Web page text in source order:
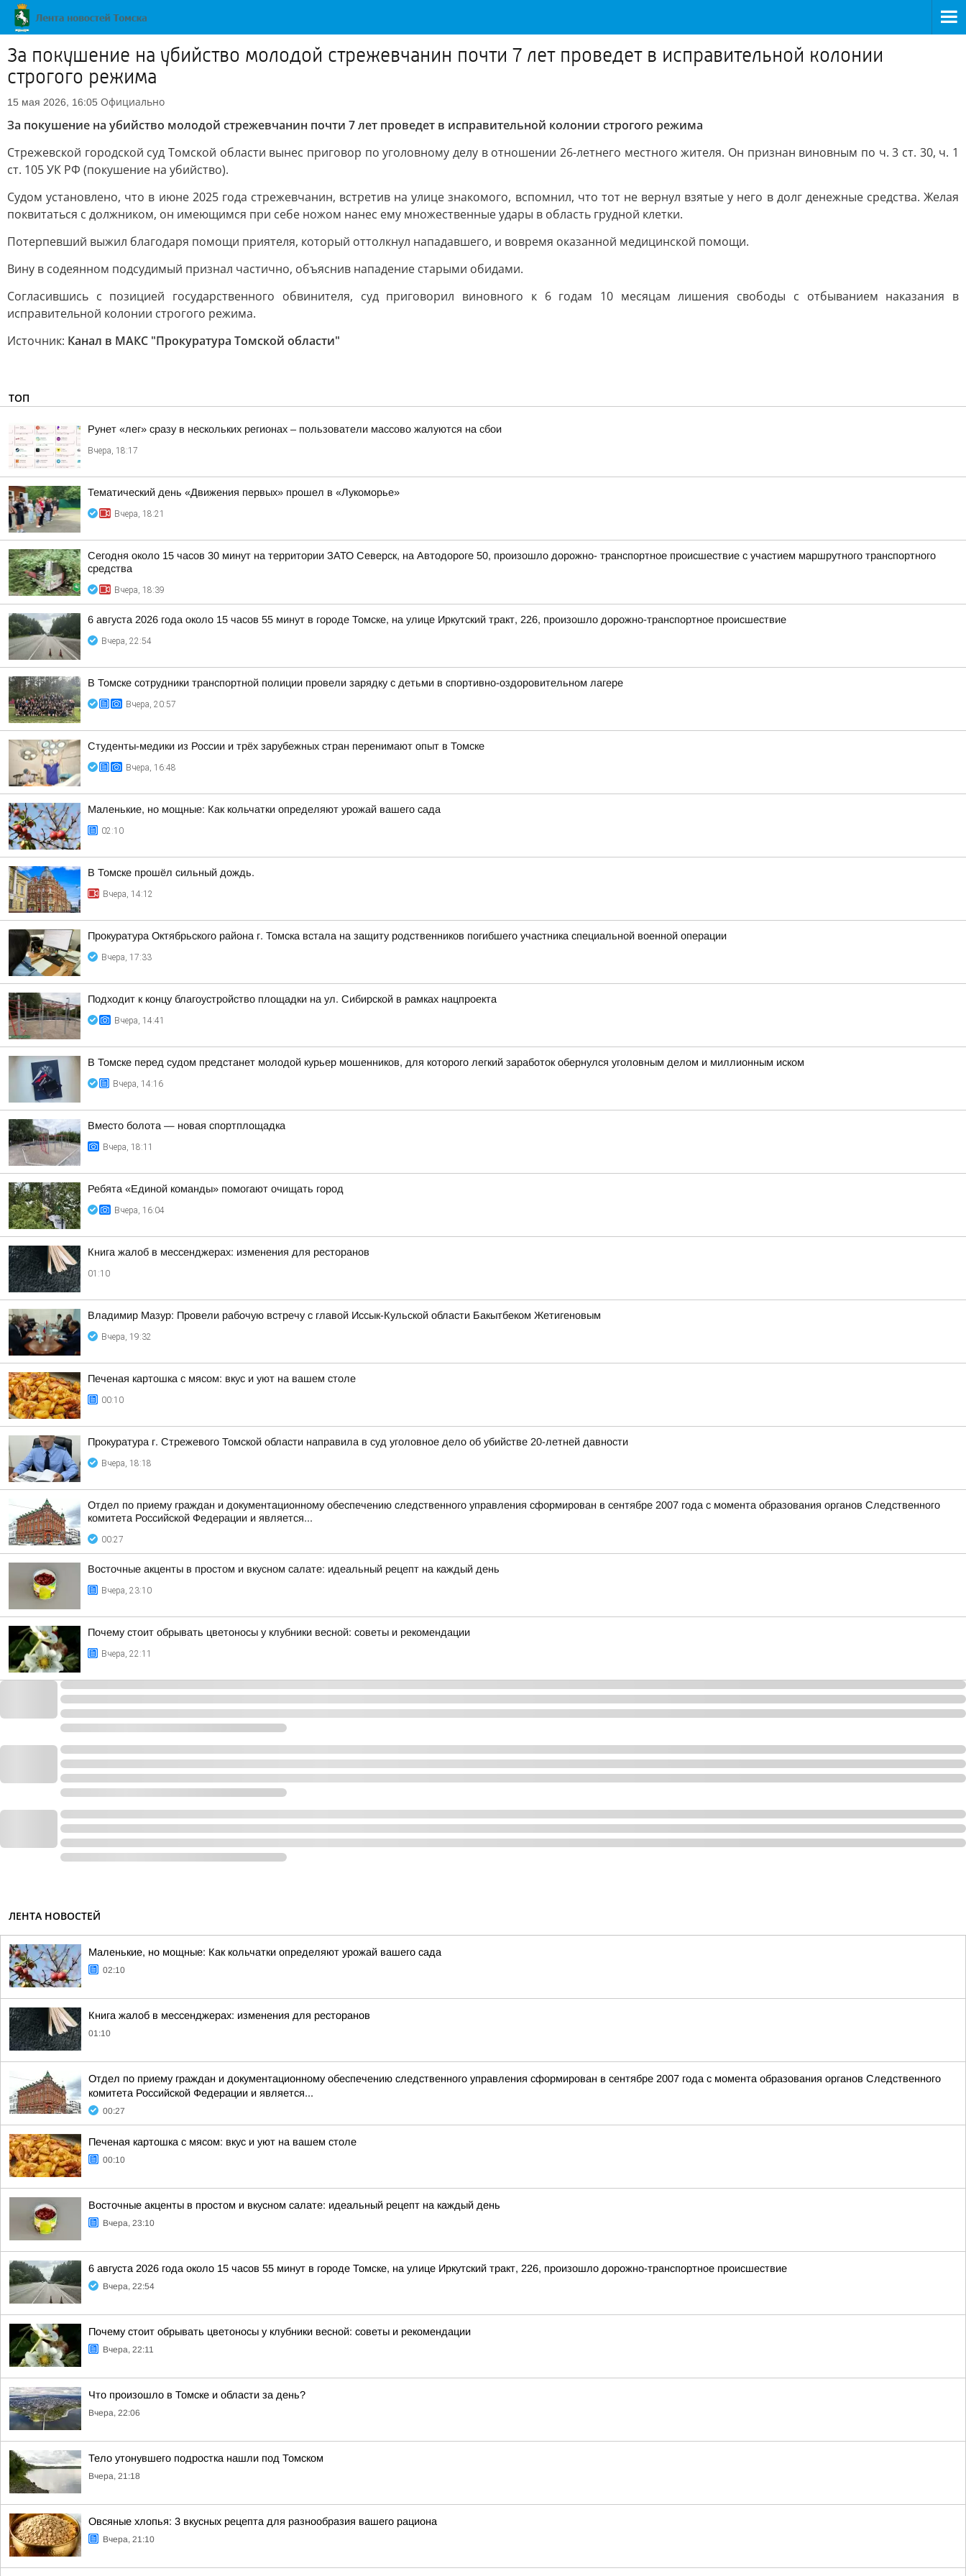
За покушение на убийство молодой стрежевчанин почти 7 лет проведет в исправительной колонии
строгого режима
15 мая 2026, 16:05 Официально
За покушение на убийство молодой стрежевчанин почти 7 лет проведет в исправительной колонии строгого режима
Стрежевской городской суд Томской области вынес приговор по уголовному делу в отношении 26-летнего местного жителя. Он признан виновным по ч. 3 ст. 30, ч. 1
ст. 105 УК РФ (покушение на убийство).
Судом установлено, что в июне 2025 года стрежевчанин, встретив на улице знакомого, вспомнил, что тот не вернул взятые у него в долг денежные средства. Желая
поквитаться с должником, он имеющимся при себе ножом нанес ему множественные удары в область грудной клетки.
Потерпевший выжил благодаря помощи приятеля, который оттолкнул нападавшего, и вовремя оказанной медицинской помощи.
Вину в содеянном подсудимый признал частично, объяснив нападение старыми обидами.
Согласившись с позицией государственного обвинителя, суд приговорил виновного к 6 годам 10 месяцам лишения свободы с отбыванием наказания в
исправительной колонии строгого режима.
Источник: Канал в МАКС "Прокуратура Томской области"
ТОП
Рунет «лег» сразу в нескольких регионах – пользователи массово жалуются на сбои
Вчера, 18:17
Тематический день «Движения первых» прошел в «Лукоморье»
Вчера, 18:21
Сегодня около 15 часов 30 минут на территории ЗАТО Северск, на Автодороге 50, произошло дорожно- транспортное происшествие с участием маршрутного транспортного
средства
Вчера, 18:39
6 августа 2026 года около 15 часов 55 минут в городе Томске, на улице Иркутский тракт, 226, произошло дорожно-транспортное происшествие
Вчера, 22:54
В Томске сотрудники транспортной полиции провели зарядку с детьми в спортивно-оздоровительном лагере
Вчера, 20:57
Студенты-медики из России и трёх зарубежных стран перенимают опыт в Томске
Вчера, 16:48
Маленькие, но мощные: Как кольчатки определяют урожай вашего сада
02:10
В Томске прошёл сильный дождь.
Вчера, 14:12
Прокуратура Октябрьского района г. Томска встала на защиту родственников погибшего участника специальной военной операции
Вчера, 17:33
Подходит к концу благоустройство площадки на ул. Сибирской в рамках нацпроекта
Вчера, 14:41
В Томске перед судом предстанет молодой курьер мошенников, для которого легкий заработок обернулся уголовным делом и миллионным иском
Вчера, 14:16
Вместо болота — новая спортплощадка
Вчера, 18:11
Ребята «Единой команды» помогают очищать город
Вчера, 16:04
Книга жалоб в мессенджерах: изменения для ресторанов
01:10
Владимир Мазур: Провели рабочую встречу с главой Иссык-Кульской области Бакытбеком Жетигеновым
Вчера, 19:32
Печеная картошка с мясом: вкус и уют на вашем столе
00:10
Прокуратура г. Стрежевого Томской области направила в суд уголовное дело об убийстве 20-летней давности
Вчера, 18:18
Отдел по приему граждан и документационному обеспечению следственного управления сформирован в сентябре 2007 года с момента образования органов Следственного
комитета Российской Федерации и является...
00:27
Восточные акценты в простом и вкусном салате: идеальный рецепт на каждый день
Вчера, 23:10
Почему стоит обрывать цветоносы у клубники весной: советы и рекомендации
Вчера, 22:11
ЛЕНТА НОВОСТЕЙ
Маленькие, но мощные: Как кольчатки определяют урожай вашего сада
02:10
Книга жалоб в мессенджерах: изменения для ресторанов
01:10
Отдел по приему граждан и документационному обеспечению следственного управления сформирован в сентябре 2007 года с момента образования органов Следственного
комитета Российской Федерации и является...
00:27
Печеная картошка с мясом: вкус и уют на вашем столе
00:10
Восточные акценты в простом и вкусном салате: идеальный рецепт на каждый день
Вчера, 23:10
6 августа 2026 года около 15 часов 55 минут в городе Томске, на улице Иркутский тракт, 226, произошло дорожно-транспортное происшествие
Вчера, 22:54
Почему стоит обрывать цветоносы у клубники весной: советы и рекомендации
Вчера, 22:11
Что произошло в Томске и области за день?
Вчера, 22:06
Тело утонувшего подростка нашли под Томском
Вчера, 21:18
Овсяные хлопья: 3 вкусных рецепта для разнообразия вашего рациона
Вчера, 21:10